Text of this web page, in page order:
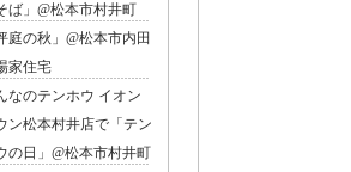
ば」@松本市村井町
庭の秋」@松本市内田
家住宅
なのテンホウ イオン
ン松本村井店で「テン
の日」@松本市村井町